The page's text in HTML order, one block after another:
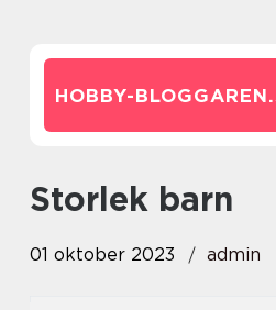
HOBBY-BLOGGAREN.
storlek barn
01 oktober 2023 admin